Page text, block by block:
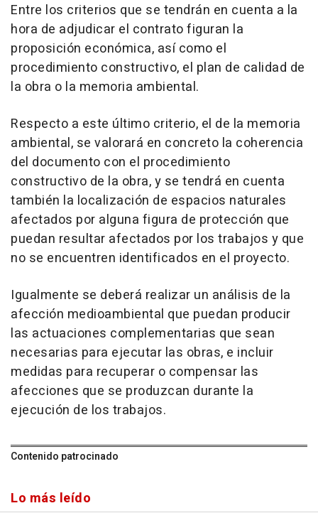
Entre los criterios que se tendrán en cuenta a la
hora de adjudicar el contrato figuran la
proposición económica, así como el
procedimiento constructivo, el plan de calidad de
la obra o la memoria ambiental.
Respecto a este último criterio, el de la memoria
ambiental, se valorará en concreto la coherencia
del documento con el procedimiento
constructivo de la obra, y se tendrá en cuenta
también la localización de espacios naturales
afectados por alguna figura de protección que
puedan resultar afectados por los trabajos y que
no se encuentren identificados en el proyecto.
Igualmente se deberá realizar un análisis de la
afección medioambiental que puedan producir
las actuaciones complementarias que sean
necesarias para ejecutar las obras, e incluir
medidas para recuperar o compensar las
afecciones que se produzcan durante la
ejecución de los trabajos.
Contenido patrocinado
Lo más leído